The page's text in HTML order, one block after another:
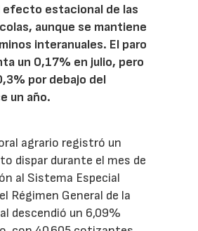
efecto estacional de las
aunque se mantiene
interanuales. El paro
un 0,17% en julio, pero
por debajo del
un año.
agrario registró un
dispar durante el mes de
al Sistema Especial
Régimen General de la
descendió un 6,09%